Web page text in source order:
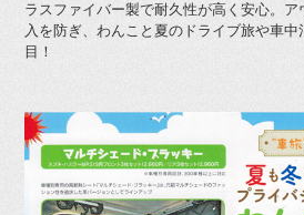
ラスファイバー製で耐久性が高く安心。
入を防ぎ、わんこと夏のドライブ旅や車
目！